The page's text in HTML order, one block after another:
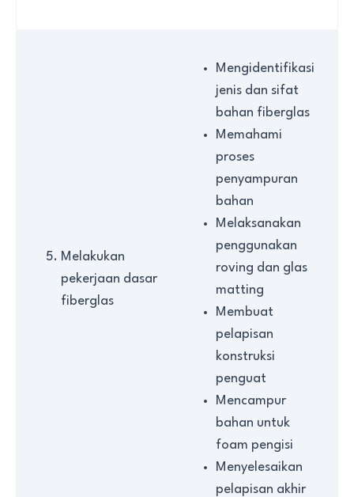
Melakukan
pekerjaan dasar
fiberglas
Mengidentifikasi
jenis dan sifat
bahan fiberglas
Memahami
proses
penyampuran
bahan
Melaksanakan
penggunakan
roving dan glas
matting
Membuat
pelapisan
konstruksi
penguat
Mencampur
bahan untuk
foam pengisi
Menyelesaikan
pelapisan akhir